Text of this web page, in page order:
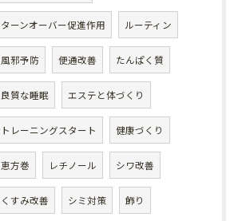
ターンオーバー促進作用 ルーティン
風邪予防 便通改善 たんぱく質
良質な睡眠 エステと体づくり
トレーニングスタート 健康づくり
恵方巻 レチノール シワ改善
くすみ改善 シミ対策 飾り